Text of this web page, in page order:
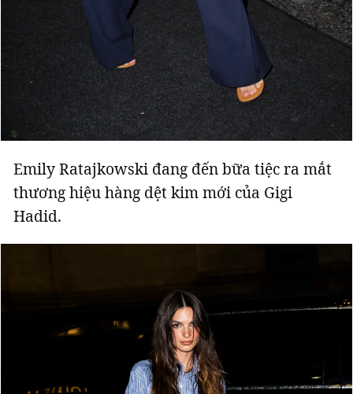
Emily Ratajkowski đang đến bữa tiệc ra mắt
thương hiệu hàng dệt kim mới của Gigi
Hadid.